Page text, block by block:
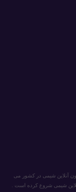
آنلاین شیمی در کشور می